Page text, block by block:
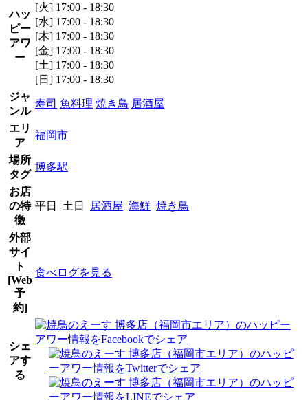
ハッ
ピー
アワ
ー
[火] 17:00 - 18:30
[水] 17:00 - 18:30
[木] 17:00 - 18:30
[金] 17:00 - 18:30
[土] 17:00 - 18:30
[日] 17:00 - 18:30
ジャ
ンル
寿司 魚料理 焼き鳥 居酒屋
エリ
ア
福岡市
場所
タグ
博多駅
お店
の特
徴
平日 土日 居酒屋 海鮮 焼き鳥
外部
サイ
ト
[Web
予
約]
食べログを見る
シェ
アす
る